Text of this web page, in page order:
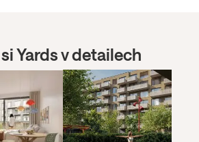
Yards v detailech